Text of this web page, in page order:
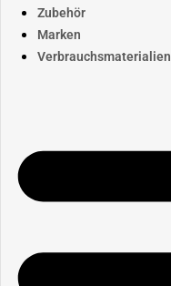
Zubehör
Marken
Verbrauchsmaterialien